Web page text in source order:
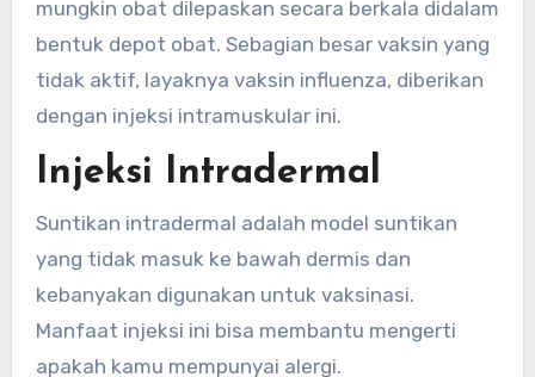
mungkin obat dilepaskan secara berkala didalam
bentuk depot obat. Sebagian besar vaksin yang
tidak aktif, layaknya vaksin influenza, diberikan
dengan injeksi intramuskular ini.
Injeksi Intradermal
Suntikan intradermal adalah model suntikan
yang tidak masuk ke bawah dermis dan
kebanyakan digunakan untuk vaksinasi.
Manfaat injeksi ini bisa membantu mengerti
apakah kamu mempunyai alergi.